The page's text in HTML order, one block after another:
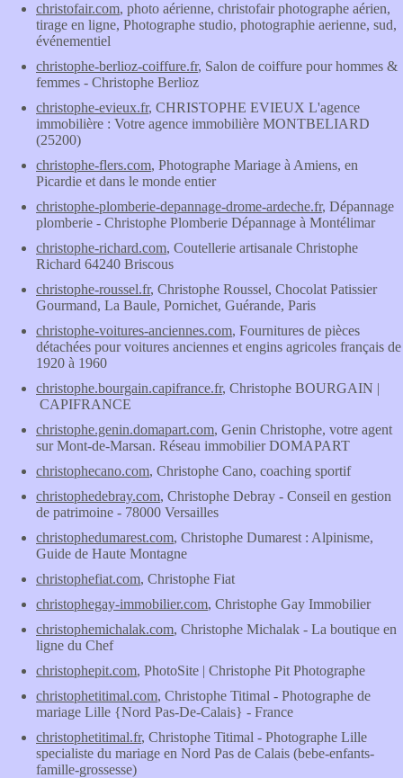
christofair.com, photo aérienne, christofair photographe aérien,
tirage en ligne, Photographe studio, photographie aerienne, sud,
événementiel
christophe-berlioz-coiffure.fr, Salon de coiffure pour hommes &
femmes - Christophe Berlioz
christophe-evieux.fr, CHRISTOPHE EVIEUX L'agence
immobilière : Votre agence immobilière MONTBELIARD
(25200)
christophe-flers.com, Photographe Mariage à Amiens, en
Picardie et dans le monde entier
christophe-plomberie-depannage-drome-ardeche.fr, Dépannage
plomberie - Christophe Plomberie Dépannage à Montélimar
christophe-richard.com, Coutellerie artisanale Christophe
Richard 64240 Briscous
christophe-roussel.fr, Christophe Roussel, Chocolat Patissier
Gourmand, La Baule, Pornichet, Guérande, Paris
christophe-voitures-anciennes.com, Fournitures de pièces
détachées pour voitures anciennes et engins agricoles français de
1920 à 1960
christophe.bourgain.capifrance.fr, Christophe BOURGAIN |
CAPIFRANCE
christophe.genin.domapart.com, Genin Christophe, votre agent
sur Mont-de-Marsan. Réseau immobilier DOMAPART
christophecano.com, Christophe Cano, coaching sportif
christophedebray.com, Christophe Debray - Conseil en gestion
de patrimoine - 78000 Versailles
christophedumarest.com, Christophe Dumarest : Alpinisme,
Guide de Haute Montagne
christophefiat.com, Christophe Fiat
christophegay-immobilier.com, Christophe Gay Immobilier
christophemichalak.com, Christophe Michalak - La boutique en
ligne du Chef
christophepit.com, PhotoSite | Christophe Pit Photographe
christophetitimal.com, Christophe Titimal - Photographe de
mariage Lille {Nord Pas-De-Calais} - France
christophetitimal.fr, Christophe Titimal - Photographe Lille
specialiste du mariage en Nord Pas de Calais (bebe-enfants-
famille-grossesse)